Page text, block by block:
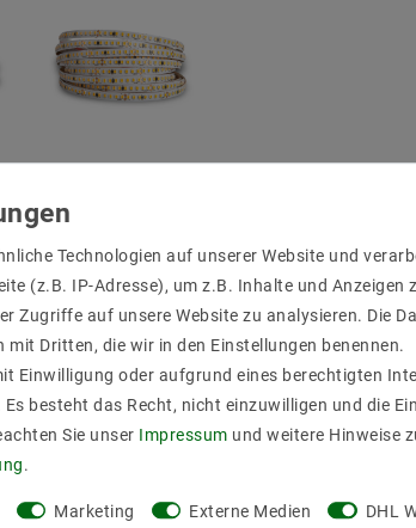
lange offene Anschlusskabel angelötet, damit
da hierfür das genaue Maß sowie die
wird nur bis max 3 Meter erlaubt, für
Technologien auf unserer Website und
(z.B. IP-Adresse), um z.B. Inhalte und Anzeigen
Zugriffe auf unsere Website zu analysieren. Die
mit Dritten, die wir in den Einstellungen benennen.
Einwilligung oder aufgrund eines berechtigten
besteht das Recht, nicht einzuwilligen und die
Sie unser Impressum und weitere Hinweise
.
Marketing Externe Medien DHL